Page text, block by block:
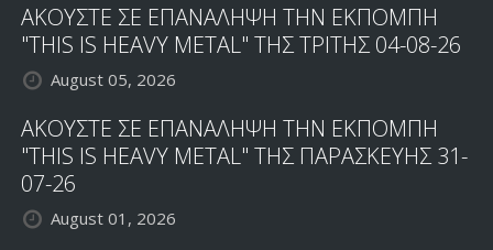
ΑΚΟΥΣΤΕ ΣΕ ΕΠΑΝΑΛΗΨΗ ΤΗΝ ΕΚΠΟΜΠΗ
"THIS IS HEAVY METAL" ΤΗΣ ΤΡΙΤΗΣ 04-08-26
August 05, 2026
ΑΚΟΥΣΤΕ ΣΕ ΕΠΑΝΑΛΗΨΗ ΤΗΝ ΕΚΠΟΜΠΗ
"THIS IS HEAVY METAL" ΤΗΣ ΠΑΡΑΣΚΕΥΗΣ 31-
07-26
August 01, 2026